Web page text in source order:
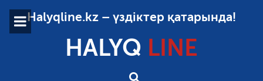
Halyqline.kz – үздіктер қатарында!
HALYQ LINE